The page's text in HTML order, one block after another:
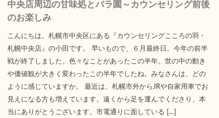
中央店周辺の甘味処とバラ園～カウンセリング前後
のお楽しみ
こんにちは。札幌市中央区にある『カウンセリングこころの羽・
札幌中央店』の小田です。 早いもので、６月最終日。今年の前半
戦が終了しました。色々なことがあったこの半年。世の中の動き
や価値観が大きく変わったこの半年でしたね。みなさんは、どの
ように感じていますか。 最近は、札幌市外からJRや自家用車でお
見えになる方も増えています。遠くから足を運んでくださり、本
当にありがとうございます。市電通りに面している […]